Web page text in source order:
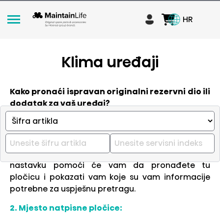
HR
Klima uređaji
Kako pronaći ispravan originalni rezervni dio ili
dodatak za vaš uređaj?
1.Pronađite informacije na vašem uređaju
Pronađite natpisnu pločicu na uređaju, gdje su
navedene ključne informacije. Dijagram u
nastavku pomoći će vam da pronađete tu
pločicu i pokazati vam koje su vam informacije
potrebne za uspješnu pretragu.
2. Mjesto natpisne pločice: